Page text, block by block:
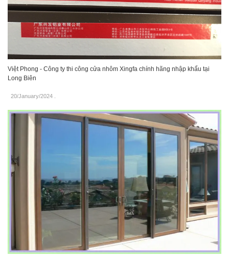
Việt Phong - Công ty thi công cửa nhôm Xingfa chính hãng nhập khẩu tại
Long Biên
20/January/2024